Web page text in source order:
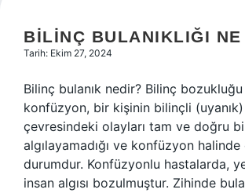
BILINÇ BULANIKLIĞI NE
Tarih: Ekim 27, 2024
Bilinç bulanık nedir? Bilinç
konfüzyon, bir kişinin bilinçli
çevresindeki olayları tam ve doğru
algılayamadığı ve konfüzyon
durumdur. Konfüzyonlu hastalarda,
insan algısı bozulmuştur. Zihinde